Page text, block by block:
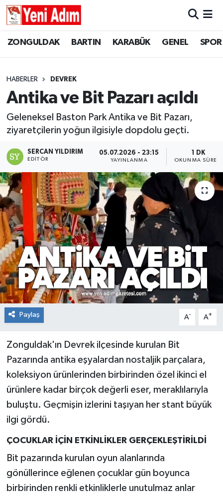
ZONGULDAK BARTIN KARABÜK GENEL SPOR
HABERLER DEVREK
Antika ve Bit Pazarı açıldı
Geleneksel Baston Park Antika ve Bit Pazarı,
ziyaretçilerin yoğun ilgisiyle dopdolu geçti.
SERCAN YILDIRIM
EDITÖR
05.07.2026 - 23:15
YAYINLANMA
1 DK
OKUNMA SÜRESI
Paylaş A- A+
Zonguldak'ın Devrek ilçesinde kurulan Bit
Pazarında antika eşyalardan nostaljik parçalara,
koleksiyon ürünlerinden birbirinden özel ikinci el
ürünlere kadar birçok değerli eser, meraklılarıyla
buluştu. Geçmişin izlerini taşıyan her stant büyük
ilgi gördü.
ÇOCUKLAR İÇİN ETKİNLİKLER GERÇEKLEŞTİRİLDİ
Bit pazarında kurulan oyun alanlarında
gönüllerince eğlenen çocuklar gün boyunca
birbirinden renkli etkinliklerle unutulmaz anlar
ZONGULDAK
ASAYİŞ
GÜNCEL
ZONGULDAK
KARABÜK
GENEL
SAĞLIK
GÜNCEL
RESMİ İLAN
Künye
Zonguldak Hava Durumu
Süper Lig Puan Durumu ve Fikstür
Tüm Manşetler